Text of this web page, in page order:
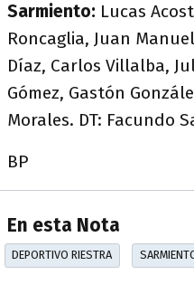
Sarmiento: Lucas
Roncaglia, Juan
Díaz, Carlos Villalba,
Gómez, Gastón
Morales. DT: Facundo
BP
En esta Nota
DEPORTIVO RIESTRA